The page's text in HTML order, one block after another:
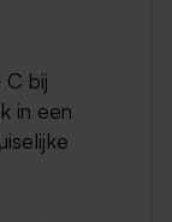
C bij
in een